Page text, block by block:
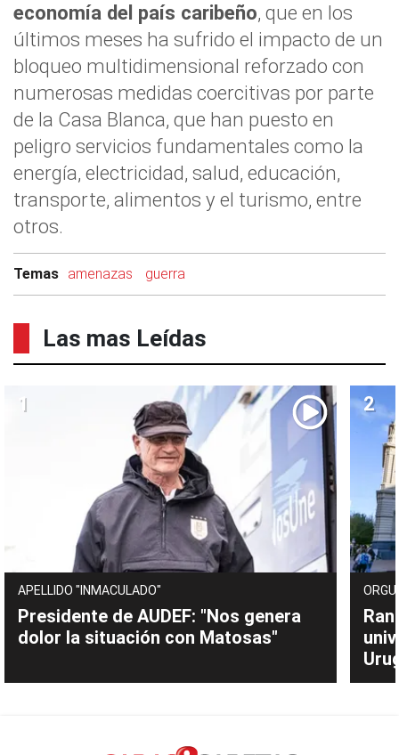
economía del país caribeño, que en los
últimos meses ha sufrido el impacto de un
bloqueo multidimensional reforzado con
numerosas medidas coercitivas por parte
de la Casa Blanca, que han puesto en
peligro servicios fundamentales como la
energía, electricidad, salud, educación,
transporte, alimentos y el turismo, entre
otros.
Temas amenazas guerra
Las mas Leídas
APELLIDO "INMACULADO"
Presidente de AUDEF: "Nos genera
dolor la situación con Matosas"